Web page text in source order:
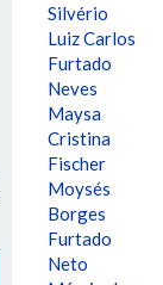
Silvério
Luiz Carlos
Furtado
Neves
Maysa
Cristina
Fischer
Moysés
Borges
Furtado
Neto